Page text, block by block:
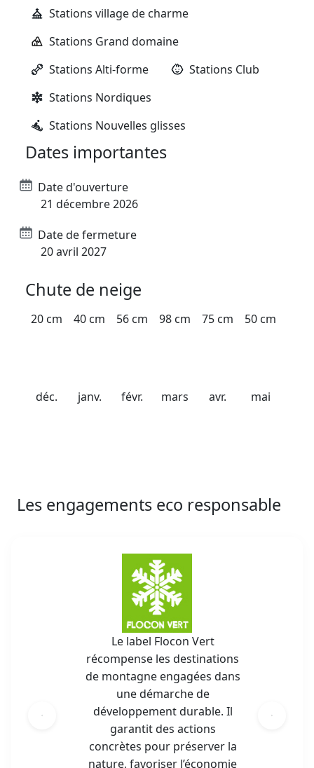
Stations village de charme
Stations Grand domaine
Stations Alti-forme
Stations Club
Stations Nordiques
Stations Nouvelles glisses
Dates importantes
Date d'ouverture
21 décembre 2026
Date de fermeture
20 avril 2027
Chute de neige
20 cm
déc.
40 cm
janv.
56 cm
févr.
98 cm
mars
75 cm
avr.
50 cm
mai
Les engagements eco responsable
Le label Flocon Vert
récompense les destinations
de montagne engagées dans
une démarche de
développement durable. Il
garantit des actions
concrètes pour préserver la
nature, favoriser l’économie